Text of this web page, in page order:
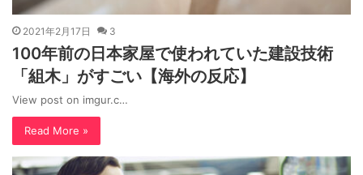
2021年2月17日 3
100年前の日本家屋で使われていた建設技術
「組木」がすごい【海外の反応】
View post on imgur.c…
Read More »